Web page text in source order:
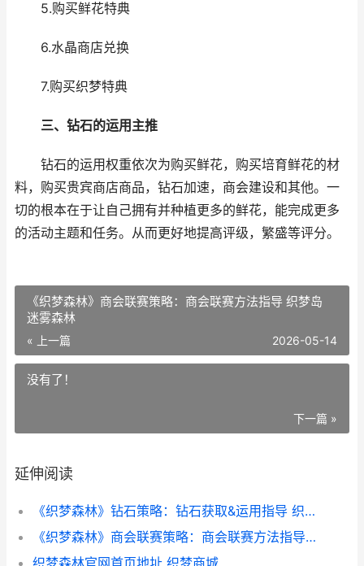
5.购买鲜花特典
6.水晶商店兑换
7.购买织梦特典
三、钻石的运用主推
钻石的运用权重依次为购买鲜花，购买培育鲜花的材
料，购买贵宾商店商品，钻石加速，商会建设和其他。一
切的根本在于让自己拥有并种植更多的鲜花，能完成更多
的活动主题和任务。从而更好地提高评级，繁盛等评分。
《织梦森林》商会联赛策略：商会联赛方法指导 织梦岛
迷雾森林
« 上一篇 2026-05-14
没有了！
下一篇 »
延伸阅读
《织梦森林》钻石策略：钻石获取&运用指导 织梦岛 迷雾森林
《织梦森林》商会联赛策略：商会联赛方法指导 织梦岛 迷雾森林
织梦森林官网首页地址 织梦商城